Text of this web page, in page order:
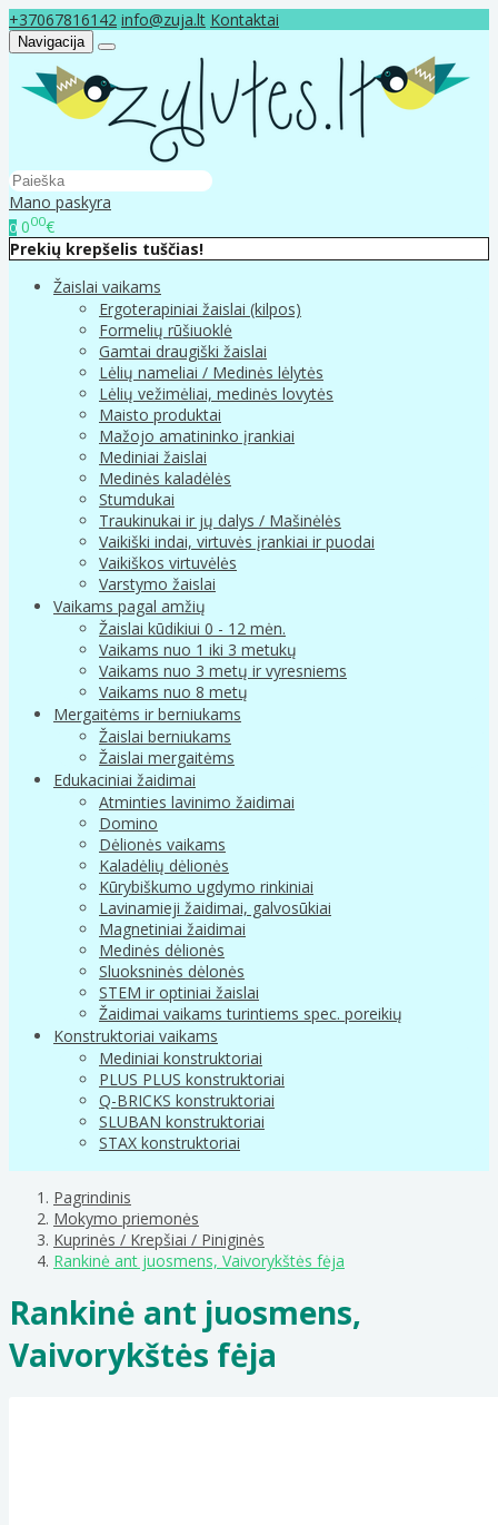
+37067816142 info@zuja.lt Kontaktai
Navigacija
Mano paskyra
0 000€
Prekių krepšelis tuščias!
Žaislai vaikams
Ergoterapiniai žaislai (kilpos)
Formelių rūšiuoklė
Gamtai draugiški žaislai
Lėlių nameliai / Medinės lėlytės
Lėlių vežimėliai, medinės lovytės
Maisto produktai
Mažojo amatininko įrankiai
Mediniai žaislai
Medinės kaladėlės
Stumdukai
Traukinukai ir jų dalys / Mašinėlės
Vaikiški indai, virtuvės įrankiai ir puodai
Vaikiškos virtuvėlės
Varstymo žaislai
Vaikams pagal amžių
Žaislai kūdikiui 0 - 12 mėn.
Vaikams nuo 1 iki 3 metukų
Vaikams nuo 3 metų ir vyresniems
Vaikams nuo 8 metų
Mergaitėms ir berniukams
Žaislai berniukams
Žaislai mergaitėms
Edukaciniai žaidimai
Atminties lavinimo žaidimai
Domino
Dėlionės vaikams
Kaladėlių dėlionės
Kūrybiškumo ugdymo rinkiniai
Lavinamieji žaidimai, galvosūkiai
Magnetiniai žaidimai
Medinės dėlionės
Sluoksninės dėlonės
STEM ir optiniai žaislai
Žaidimai vaikams turintiems spec. poreikių
Konstruktoriai vaikams
Mediniai konstruktoriai
PLUS PLUS konstruktoriai
Q-BRICKS konstruktoriai
SLUBAN konstruktoriai
STAX konstruktoriai
Pagrindinis
Mokymo priemonės
Kuprinės / Krepšiai / Piniginės
Rankinė ant juosmens, Vaivorykštės fėja
Rankinė ant juosmens,
Vaivorykštės fėja